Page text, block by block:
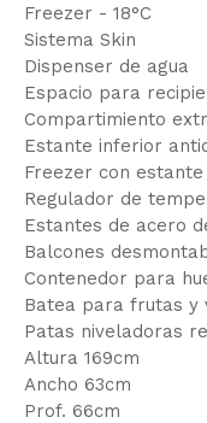
Freezer - 18°C
Sistema Skin
Dispenser de agua
Espacio para
Compartimiento
Estante inferior
Freezer con estante
Regulador de
Estantes de acero
Balcones
Contenedor para
Batea para frutas y
Patas niveladoras
Altura 169cm
Ancho 63cm
Prof. 66cm